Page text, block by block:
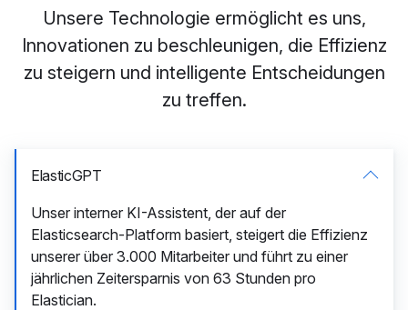
Unsere Technologie ermöglicht es uns,
Innovationen zu beschleunigen, die Effizienz
zu steigern und intelligente Entscheidungen
zu treffen.
ElasticGPT
Unser interner KI-Assistent, der auf der
Elasticsearch-Platform basiert, steigert die Effizienz
unserer über 3.000 Mitarbeiter und führt zu einer
jährlichen Zeitersparnis von 63 Stunden pro
Elastician.